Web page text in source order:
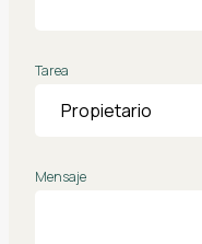
Tarea
Mensaje